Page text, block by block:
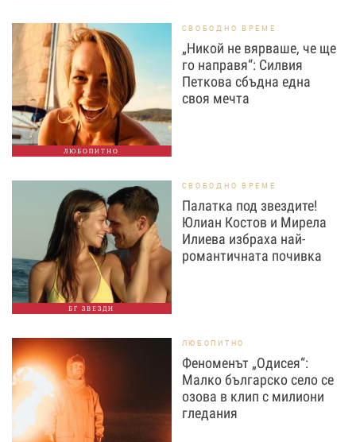
ЛЮБОПИТНО
СВОБОДНО ВРЕМЕ
„Никой не вярваше, че ще
го направя“: Силвия
Петкова сбъдна една
своя мечта
БГ ЗВЕЗДИ
СВОБОДНО ВРЕМЕ
Палатка под звездите!
Юлиан Костов и Мирела
Илиева избраха най-
романтичната почивка
ЛЮБОПИТНО
Феноменът „Одисея“:
Малко българско село се
озова в клип с милиони
гледания